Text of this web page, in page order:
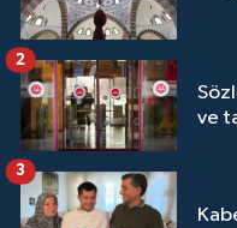
ve
2
3
Trabzon
Tunceli
Uşak Müftülüğü
Van Müftülüğü